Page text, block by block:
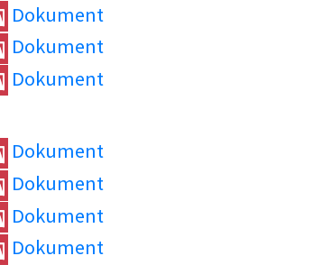
Dokument
Dokument
Dokument
Dokument
Dokument
Dokument
Dokument